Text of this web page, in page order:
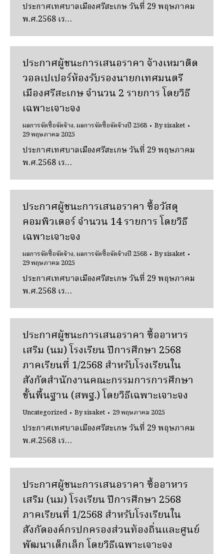
ประกาศเทศบาลเมืองศรีสะเกษ วันที่ 29 พฤษภาคม
พ.ศ.2568 เร…
ประกาศผู้ชนะการเสนอราคา จ้างเหมาติด
วอลเปเปอร์ห้องรับรองนายกเทศมนตรี
เมืองศรีสะเกษ จํานวน 2 รายการ โดยวิธี
เฉพาะเจาะจง
ผลการจัดซื้อจัดจ้าง,ผลการจัดซื้อจัดจ้างปี 2568 Bysisaket
29 พฤษภาคม 2025
ประกาศเทศบาลเมืองศรีสะเกษ วันที่ 29 พฤษภาคม
พ.ศ.2568 เร…
ประกาศผู้ชนะการเสนอราคา ซื้อวัสดุ
คอมพิวเตอร์ จํานวน 14 รายการ โดยวิธี
เฉพาะเจาะจง
ผลการจัดซื้อจัดจ้าง,ผลการจัดซื้อจัดจ้างปี 2568 Bysisaket
29 พฤษภาคม 2025
ประกาศเทศบาลเมืองศรีสะเกษ วันที่ 29 พฤษภาคม
พ.ศ.2568 เร…
ประกาศผู้ชนะการเสนอราคา ซื้ออาหาร
เสริม (นม) โรงเรียน ปีการศึกษา 2568
ภาคเรียนที่ 1/2568 สําหรับโรงเรียนใน
สังกัดสํานักงานคณะกรรมการการศึกษา
ขั้นพื้นฐาน (สพฐ.) โดยวิธีเฉพาะเจาะจง
Uncategorized Bysisaket 29 พฤษภาคม 2025
ประกาศเทศบาลเมืองศรีสะเกษ วันที่ 29 พฤษภาคม
พ.ศ.2568 เร…
ประกาศผู้ชนะการเสนอราคา ซื้ออาหาร
เสริม (นม) โรงเรียน ปีการศึกษา 2568
ภาคเรียนที่ 1/2568 สําหรับโรงเรียนใน
สังกัดองค์กรปกครองส่วนท้องถิ่นและศูนย์
พัฒนาเด็กเล็ก โดยวิธีเฉพาะเจาะจง